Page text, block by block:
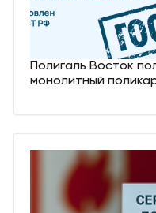
Полигаль Восток
монолитный